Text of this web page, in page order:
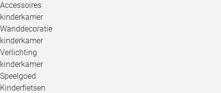
Accessoires
kinderkamer
Wanddecoratie
kinderkamer
Verlichting
kinderkamer
Speelgoed
Kinderfietsen